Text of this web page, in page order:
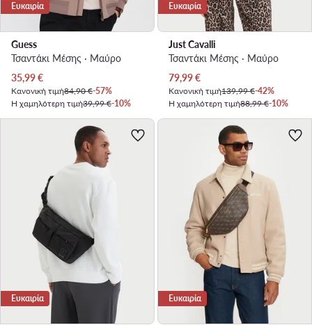
Ευκαιρία
Guess
Τσαντάκι Μέσης · Μαύρο
Τρέχουσα τιμή
35,99€
Κανονική τιμή84,90 €-57%
Η χαμηλότερη τιμή39,99 €-10%
Ευκαιρία
Just Cavalli
Τσαντάκι Μέσης · Μαύρο
Τρέχουσα τιμή
79,99€
Κανονική τιμή139,99 €-42%
Η χαμηλότερη τιμή88,99 €-10%
Ευκαιρία Ευκαιρία